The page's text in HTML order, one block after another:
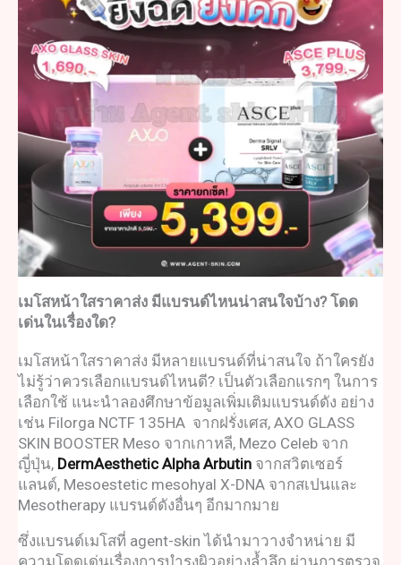
เมโสหน้าใสราคาส่ง มีแบรนด์ไหนน่าสนใจบ้าง? โดด
เด่นในเรื่องใด?
เมโสหน้าใสราคาส่ง มีหลายแบรนด์ที่น่าสนใจ ถ้าใครยัง
ไม่รู้ว่าควรเลือกแบรนด์ไหนดี? เป็นตัวเลือกแรกๆ ในการ
เลือกใช้ แนะนำลองศึกษาข้อมูลเพิ่มเติมแบรนด์ดัง อย่าง
เช่น Filorga NCTF 135HA จากฝรั่งเศส, AXO GLASS
SKIN BOOSTER Meso จากเกาหลี, Mezo Celeb จาก
ญี่ปุ่น, DermAesthetic Alpha Arbutin จากสวิตเซอร์
แลนด์, Mesoestetic mesohyal X-DNA จากสเปนและ
Mesotherapy แบรนด์ดังอื่นๆ อีกมากมาย
ซึ่งแบรนด์เมโสที่ agent-skin ได้นำมาวางจำหน่าย มี
ความโดดเด่นเรื่องการบำรุงผิวอย่างล้ำลึก ผ่านการตรวจ